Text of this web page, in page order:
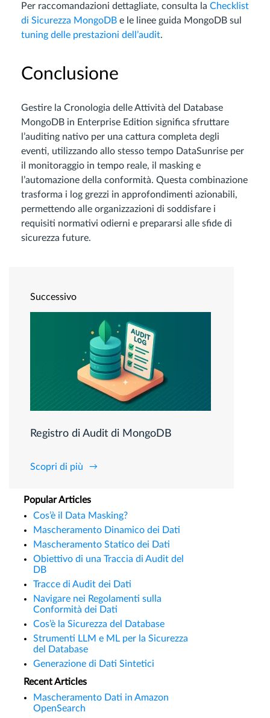
Per raccomandazioni dettagliate, consulta la Checklist
di Sicurezza MongoDB e le linee guida MongoDB sul
tuning delle prestazioni dell’audit.
Conclusione
Gestire la Cronologia delle Attività del Database
MongoDB in Enterprise Edition significa sfruttare
l’auditing nativo per una cattura completa degli
eventi, utilizzando allo stesso tempo DataSunrise per
il monitoraggio in tempo reale, il masking e
l’automazione della conformità. Questa combinazione
trasforma i log grezzi in approfondimenti azionabili,
permettendo alle organizzazioni di soddisfare i
requisiti normativi odierni e prepararsi alle sfide di
sicurezza future.
Successivo
Registro di Audit di MongoDB
Scopri di più
Popular Articles
Cos’è il Data Masking?
Mascheramento Dinamico dei Dati
Mascheramento Statico dei Dati
Obiettivo di una Traccia di Audit del
DB
Tracce di Audit dei Dati
Navigare nei Regolamenti sulla
Conformità dei Dati
Cos’è la Sicurezza del Database
Strumenti LLM e ML per la Sicurezza
del Database
Generazione di Dati Sintetici
Recent Articles
Mascheramento Dati in Amazon
OpenSearch